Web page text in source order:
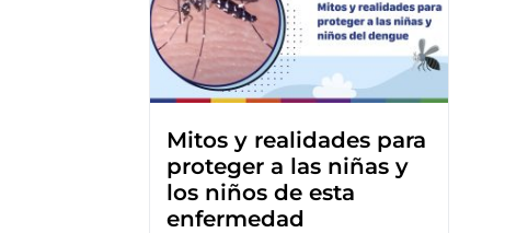
Mitos y realidades para
proteger a las niñas y
los niños de esta
enfermedad